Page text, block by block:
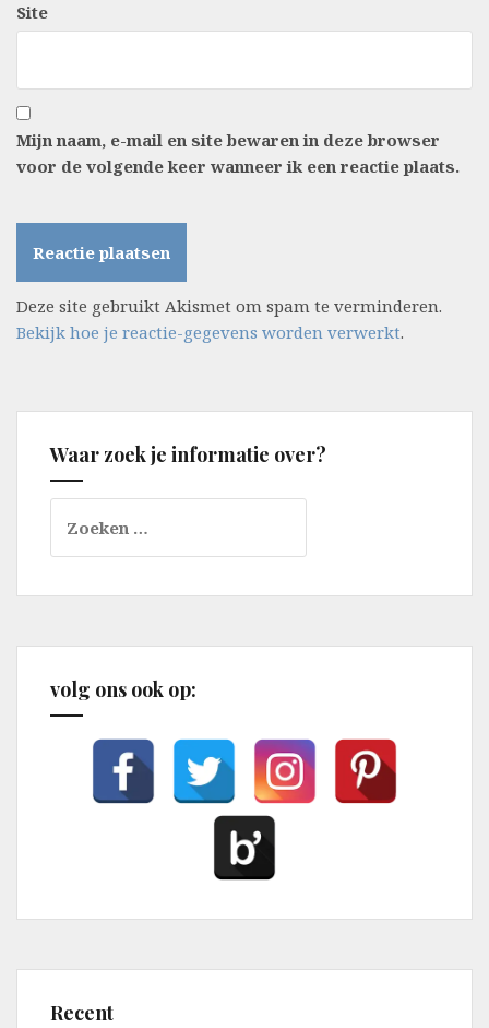
Site
Mijn naam, e-mail en site bewaren in deze browser
voor de volgende keer wanneer ik een reactie plaats.
Deze site gebruikt Akismet om spam te verminderen.
Bekijk hoe je reactie-gegevens worden verwerkt.
Waar zoek je informatie over?
naar:
volg ons ook op:
Recent